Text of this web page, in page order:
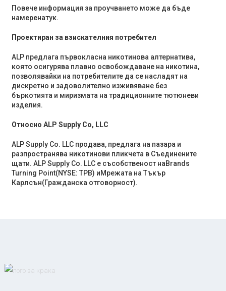
Повече информация за проучването може да бъде
намеренатук.
Проектиран за взискателния потребител
ALP предлага първокласна никотинова алтернатива,
която осигурява плавно освобождаване на никотина,
позволявайки на потребителите да се насладят на
дискретно и задоволително изживяване без
бъркотията и миризмата на традиционните тютюневи
изделия.
Относно ALP Supply Co, LLC
ALP Supply Co. LLC продава, предлага на пазара и
разпространява никотинови пликчета в Съединените
щати. ALP Supply Co. LLC е съсобственост наBrands
Turning Point(NYSE: TPB) иМрежата на Тъкър
Карлсън(Гражданска отговорност).